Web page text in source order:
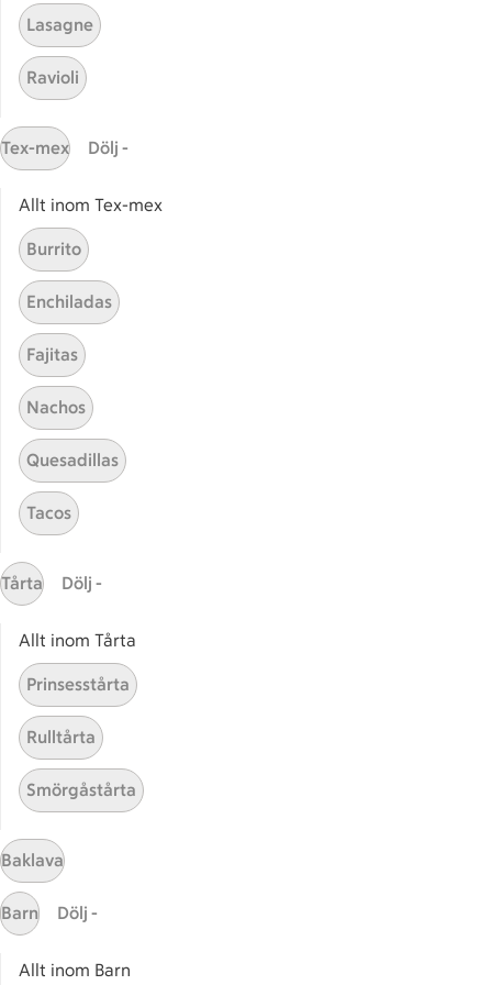
Relaterade kategorier
Plommon efterrätt
Pajer med plommon
Sidfot
Start
Få snabbt svar
FAQ
Kundservice
Kontakta oss
ICAs inspirationsmejl
Handla
Handla online
ICAs matkasse
Catering
Handla som företag
Gaston
ICAs tjänster
ICA-appen
Lasagne
Ravioli
Tex-mex Dölj -
Allt inom Tex-mex
Burrito
Enchiladas
Fajitas
Nachos
Quesadillas
Tacos
Tårta Dölj -
Allt inom Tårta
Prinsesstårta
Rulltårta
Smörgåstårta
Baklava
Barn Dölj -
Allt inom Barn